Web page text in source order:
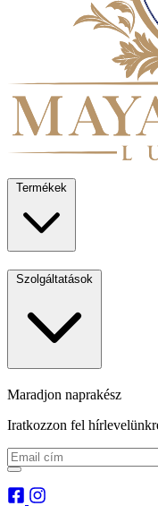
Termékek
Szolgáltatások
Maradjon naprakész
Iratkozzon fel